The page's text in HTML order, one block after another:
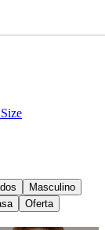
Masculino
Oferta